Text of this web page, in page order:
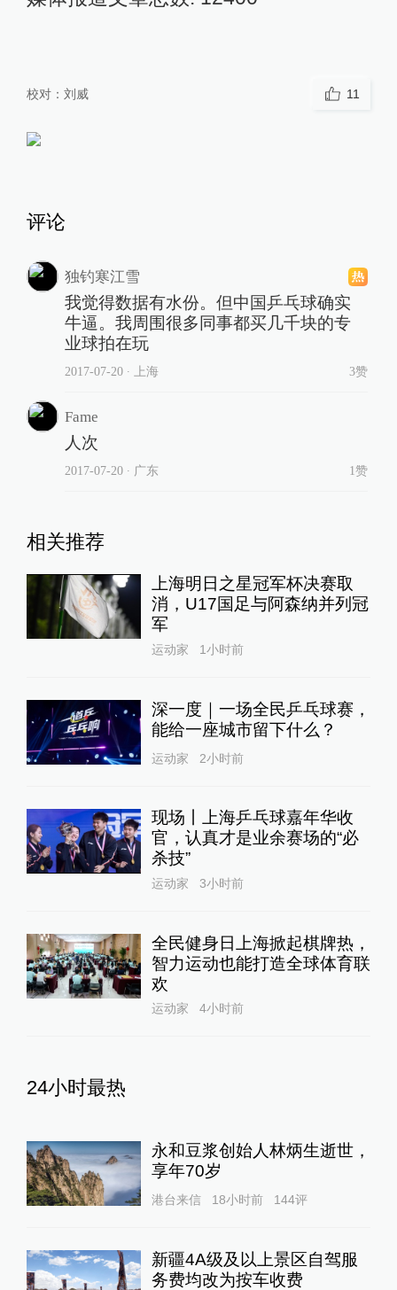
校对： 刘威 11
评论
独钓寒江雪
我觉得数据有水份。但中国乒乓球确实
牛逼。我周围很多同事都买几千块的专
业球拍在玩
2017-07-20∙ 上海 3赞
Fame
人次
2017-07-20∙ 广东 1赞
相关推荐
上海明日之星冠军杯决赛取
消，U17国足与阿森纳并列冠
军
运动家 1小时前
深一度｜一场全民乒乓球赛，
能给一座城市留下什么？
运动家 2小时前
现场丨上海乒乓球嘉年华收
官，认真才是业余赛场的“必
杀技”
运动家 3小时前
全民健身日上海掀起棋牌热，
智力运动也能打造全球体育联
欢
运动家 4小时前
24小时最热
永和豆浆创始人林炳生逝世，
享年70岁
港台来信 18小时前 144评
新疆4A级及以上景区自驾服
务费均改为按车收费